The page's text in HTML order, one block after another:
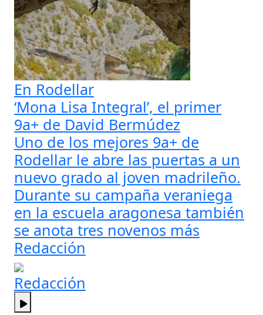
En Rodellar
‘Mona Lisa Integral’, el primer
9a+ de David Bermúdez
Uno de los mejores 9a+ de
Rodellar le abre las puertas a un
nuevo grado al joven madrileño.
Durante su campaña veraniega
en la escuela aragonesa también
se anota tres novenos más
Redacción
Redacción